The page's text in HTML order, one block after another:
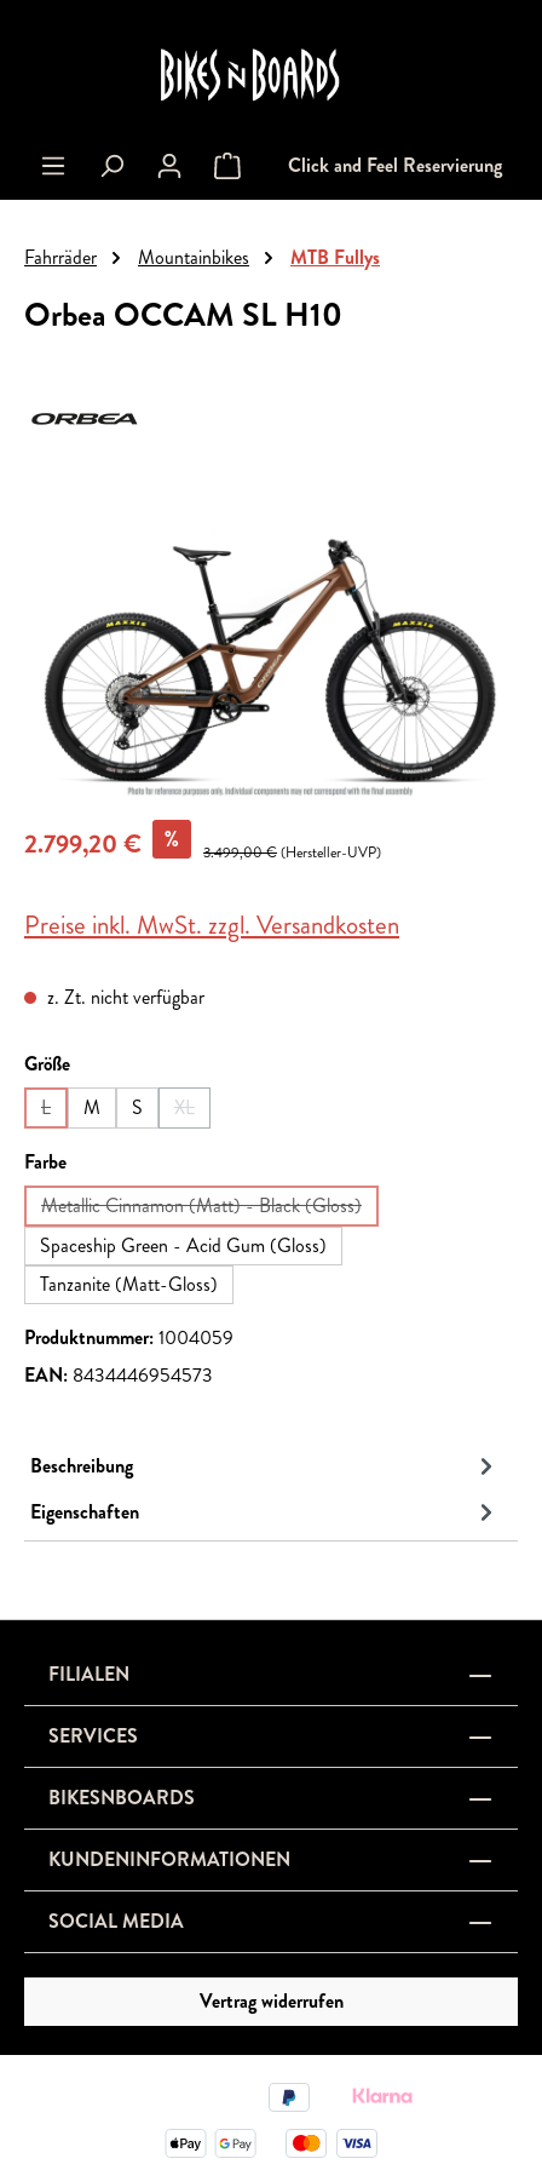
Warenkorb enthält 0 Positionen. Der
Click and Feel Reservierung
Fahrräder Mountainbikes MTB Fullys
Orbea OCCAM SL H10
Bildergalerie überspringen
2.799,20 € % 3.499,00 €(Hersteller-UVP)
Preise inkl. MwSt. zzgl. Versandkosten
z. Zt. nicht verfügbar
Größeauswählen
L
(Diese Option ist zurzeit nicht verfügbar.)
M S XL
(Diese Option ist zurzeit nicht verfügbar.)
Farbeauswählen
Metallic Cinnamon (Matt) - Black (Gloss)
(Diese Option ist zurzeit nicht verfügbar.)
Spaceship Green - Acid Gum (Gloss)
Tanzanite (Matt-Gloss)
Produktnummer:1004059
EAN: 8434446954573
Beschreibung
Eigenschaften
FILIALEN
SERVICES
BIKESNBOARDS
KUNDENINFORMATIONEN
SOCIAL MEDIA
Vertrag widerrufen